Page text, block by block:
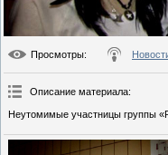
Просмотры:
Описание материала:
Неутомимые участницы группы